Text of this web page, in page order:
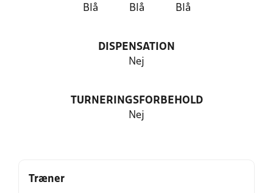
Blå Blå Blå
DISPENSATION
Nej
TURNERINGSFORBEHOLD
Nej
Træner